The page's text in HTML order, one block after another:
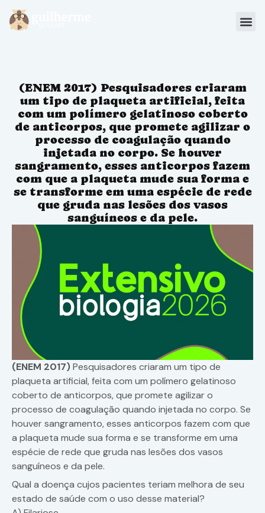
Sou Aluno
(ENEM 2017) Pesquisadores criaram
um tipo de plaqueta artificial, feita
com um polímero gelatinoso coberto
de anticorpos, que promete agilizar o
processo de coagulação quando
injetada no corpo. Se houver
sangramento, esses anticorpos fazem
com que a plaqueta mude sua forma e
se transforme em uma espécie de rede
que gruda nas lesões dos vasos
sanguíneos e da pele.
(ENEM 2017)Pesquisadores criaram um tipo de
plaqueta artificial, feita com um polímero gelatinoso
coberto de anticorpos, que promete agilizar o
processo de coagulação quando injetada no corpo. Se
houver sangramento, esses anticorpos fazem com que
a plaqueta mude sua forma e se transforme em uma
espécie de rede que gruda nas lesões dos vasos
sanguíneos e da pele.
Qual a doença cujos pacientes teriam melhora de seu
estado de saúde com o uso desse material?